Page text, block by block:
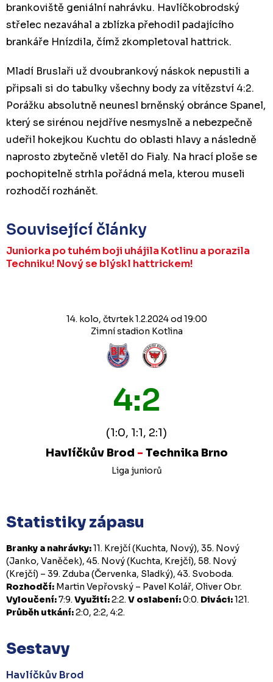
brankoviště geniální nahrávku. Havlíčkobrodský
střelec nezaváhal a zblízka přehodil padajícího
brankáře Hnízdila, čímž zkompletoval hattrick.
Mladí Bruslaři už dvoubrankový náskok nepustili a
připsali si do tabulky všechny body za vítězství 4:2.
Porážku absolutně neunesl brněnský obránce Spanel,
který se sirénou nejdříve nesmyslně a nebezpečně
udeřil hokejkou Kuchtu do oblasti hlavy a následně
naprosto zbytečně vletěl do Fialy. Na hrací ploše se
pochopitelně strhla pořádná mela, kterou museli
rozhodčí rozhánět.
Související články
Juniorka po tuhém boji uhájila Kotlinu a porazila
Techniku! Nový se blýskl hattrickem!
14. kolo, čtvrtek 1.2.2024 od 19:00
Zimní stadion Kotlina
4:2
(1:0, 1:1, 2:1)
Havlíčkův Brod - Technika Brno
Liga juniorů
Statistiky zápasu
Branky a nahrávky:11. Krejčí (Kuchta, Nový), 35. Nový
(Janko, Vaněček), 45. Nový (Kuchta, Krejčí), 58. Nový
(Krejčí) – 39. Zduba (Červenka, Sladký), 43. Svoboda.
Rozhodčí: Martin Vepřovský – Pavel Kolář, Oliver Obr.
Vyloučení:7:9.Využití:2:2.V oslabení:0:0. Diváci:121.
Průběh utkání:2:0, 2:2, 4:2.
Sestavy
Havlíčkův Brod